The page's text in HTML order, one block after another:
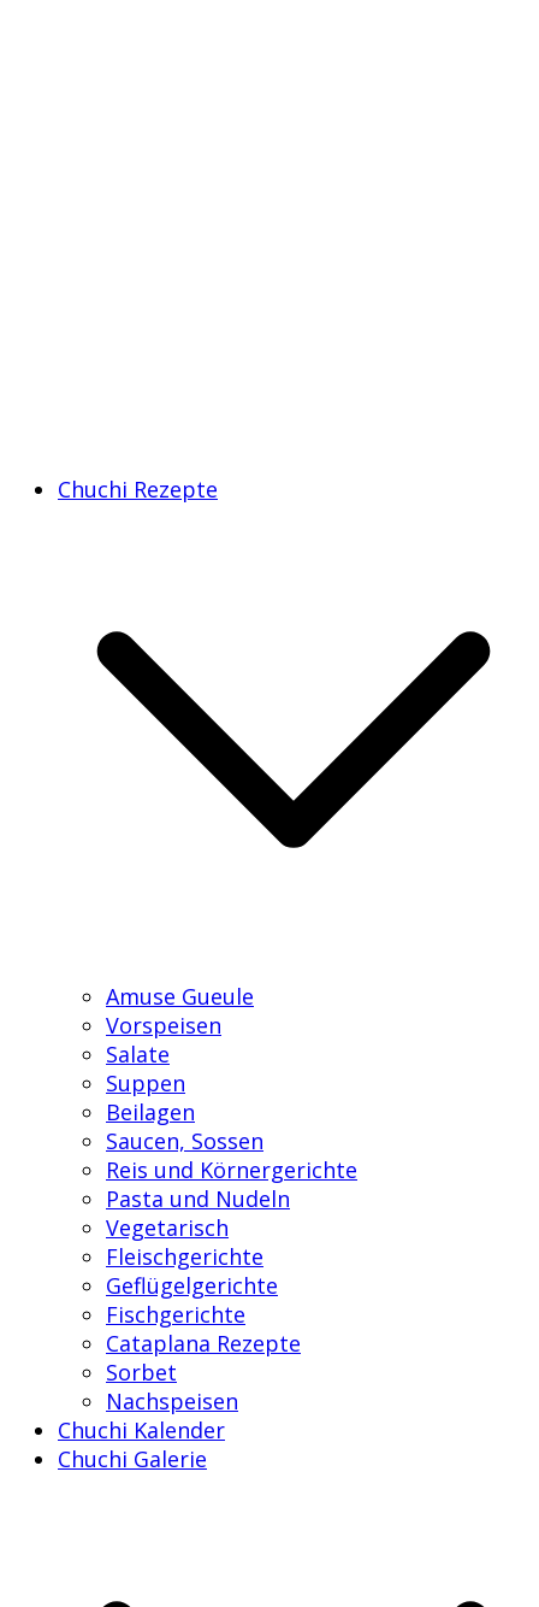
Chuchi Rezepte
Amuse Gueule
Vorspeisen
Salate
Suppen
Beilagen
Saucen, Sossen
Reis und Körnergerichte
Pasta und Nudeln
Vegetarisch
Fleischgerichte
Geflügelgerichte
Fischgerichte
Cataplana Rezepte
Sorbet
Nachspeisen
Chuchi Kalender
Chuchi Galerie